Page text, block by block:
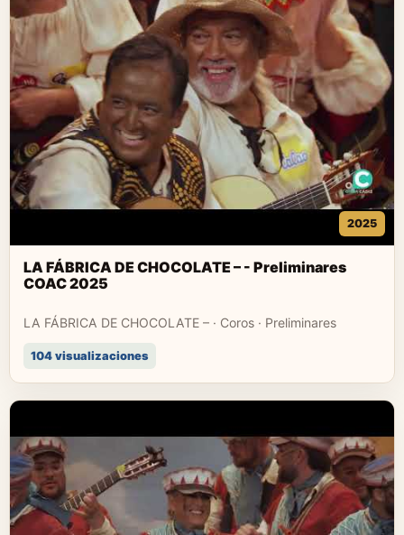
2025
LA FÁBRICA DE CHOCOLATE – - Preliminares
COAC 2025
LA FÁBRICA DE CHOCOLATE – · Coros · Preliminares
104 visualizaciones